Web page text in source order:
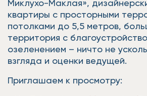
Миклухо-Маклая»,
квартиры с просторными
потолками до 5,5 метров,
территория с
озеленением – ничто не
взгляда и оценки ведущей.
Приглашаем к просмотру: